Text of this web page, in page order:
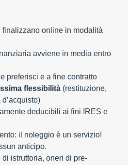
finalizzano online in modalità
avviene in media entro
preferisci e a fine contratto
flessibilità (restituzione,
deducibili ai fini IRES e
il noleggio è un servizio!
anticipo.
istruttoria, oneri di pre-